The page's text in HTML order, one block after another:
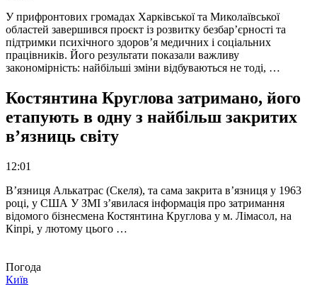
У прифронтових громадах Харківської та Миколаївської
областей завершився проєкт із розвитку безбар’єрності та
підтримки психічного здоров’я медичних і соціальних
працівників. Його результати показали важливу
закономірність: найбільші зміни відбуваються не тоді, …
Костянтина Круглова затримано, його
етапують в одну з найбільш закритих
в’язниць світу
12:01
В’язниця Алькатрас (Скеля), та сама закрита в’язниця у 1963
році, у США У ЗМІ з’явилася інформація про затримання
відомого бізнесмена Костянтина Круглова у м. Лімасол, на
Кіпрі, у лютому цього …
Погода
Київ